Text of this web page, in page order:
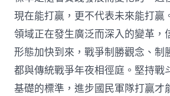
現在能打贏，更不代表未來能打贏
領域正在發生廣泛而深入的變革，
形態加快到來，戰爭制勝觀念、制
都與傳統戰爭年夜相徑庭。堅持戰
基礎的標準，進步國民軍隊打贏才